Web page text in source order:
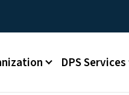
DPS Services